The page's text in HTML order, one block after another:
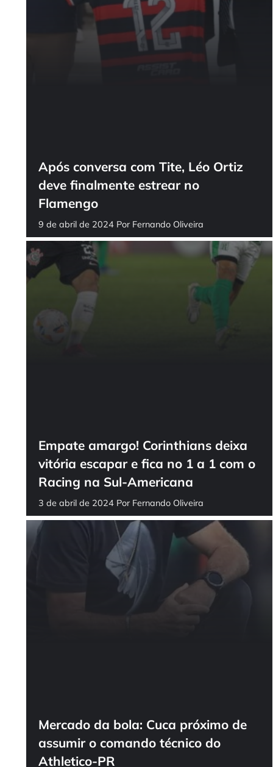
Após conversa com Tite, Léo Ortiz
deve finalmente estrear no
Flamengo
9 de abril de 2024 Por Fernando Oliveira
Empate amargo! Corinthians deixa
vitória escapar e fica no 1 a 1 com o
Racing na Sul-Americana
3 de abril de 2024 Por Fernando Oliveira
Mercado da bola: Cuca próximo de
assumir o comando técnico do
Athletico-PR